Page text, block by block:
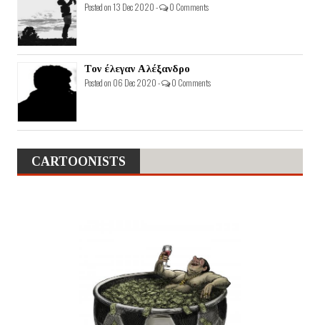
Posted on 13 Dec 2020 - 0 Comments
Τον έλεγαν Αλέξανδρο
Posted on 06 Dec 2020 - 0 Comments
CARTOONISTS